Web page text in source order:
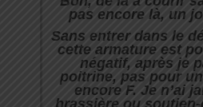
pas encore là, un
Sans entrer dans le
cette armature est
négatif, après je
poitrine, pas pour
encore F. Je n’ai